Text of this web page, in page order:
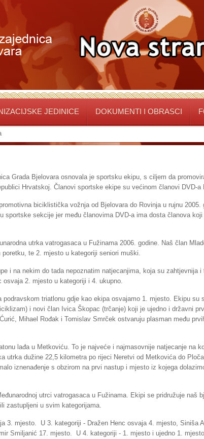
JEDINICE DOKUMENTI I OBRASCI
Grada Bjelovara osnovala je sportsku ekipu, s ciljem da
Hrvatskoj. Članovi sportske ekipe su većinom članovi DVD-a
biciklistička vožnja od Bjelovara do Rovinja u rujnu 2005.
sportske sekcije jer među članovima DVD-a ima dosta članova
utrka vatrogasaca u Fužinama 2006. godine. Naš član
te 2. mjesto u kategoriji seniori muški.
i na nekim do tada nepoznatim natjecanjima, koja su zahtjevnija
osvaja 2. mjesto u kategoriji i 4. ukupno.
podravskom triatlonu gdje kao ekipa osvajamo 1. mjesto. Ekipu su
i novi član Ivica Škopac (trčanje) koji je ujedno i državni
Mihael Rođak i Tomislav Smrček ostvaruju plasman među
lađa u Metkoviću. To je najveće i najmasovnije natjecanje na
utrka dužine 22,5 kilometra po rijeci Neretvi od Metkovića do
iznenađenje s obzirom na prvi nastup i mjesto iz kojega
utrci vatrogasaca u Fužinama. Ekipi se pridružuje naš
zastupljeni u svim kategorijama.
3. mjesto. U 3. kategoriji - Dražen Henc osvaja 4. mjesto, Siniša
Smiljanić 17. mjesto. U 4. kategoriji - 1. mjesto i ujedno 1.